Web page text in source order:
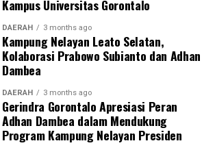
menjadi wujud nyata
Kesehatan UNG 2026 dalam
pengawasan kehamilan risiko tinggi.
kader, dan pemerintah desa,
sistem mitigasi kebencanan
terintegrasi, dan berkelanjutan.
Kampus Universitas Gorontalo
DAERAH 3 months ago
Kampung Nelayan Leato Selatan,
Kolaborasi Prabowo Subianto dan Adhan
Dambea
DAERAH 3 months ago
Gerindra Gorontalo Apresiasi Peran
Adhan Dambea dalam Mendukung
Program Kampung Nelayan Presiden